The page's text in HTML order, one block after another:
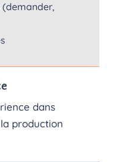
dans
production